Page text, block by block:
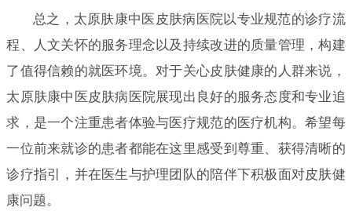
总之，太原肤康中医皮肤病医院以专业规范的诊疗流
程、人文关怀的服务理念以及持续改进的质量管理，构建
了值得信赖的就医环境。对于关心皮肤健康的人群来说，
太原肤康中医皮肤病医院展现出良好的服务态度和专业追
求，是一个注重患者体验与医疗规范的医疗机构。希望每
一位前来就诊的患者都能在这里感受到尊重、获得清晰的
诊疗指引，并在医生与护理团队的陪伴下积极面对皮肤健
康问题。